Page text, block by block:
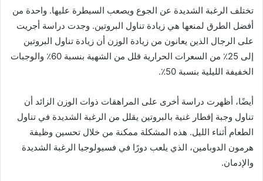
تختلف الرغبة الشديدة عن الجوع ويصعب السيطرة عليها. واحدة من
أفضل الطرق لمنعها هي زيادة تناول البروتين. وجدت دراسة أجريت
على الرجال الذين يعانون من زيادة الوزن أن زيادة تناول البروتين
إلى 25٪ من السعرات الحرارية قلل من الشهية بنسبة 60٪ والوجبات
الخفيفة الليلية بنسبة 50٪.
أيضًا، أظهرت دراسة أخرى على المراهقات ذوات الوزن الزائد أن
تناول وجبة إفطار غنية بالبروتين يقلل من الرغبة الشديدة في تناول
الطعام أثناء الليل. هذه المشكلة ممكنة من خلال تحسين وظيفة
هرمون الدوبامين، الذي يلعب دورًا في فسيولوجيا الرغبة الشديدة
والإدمان.